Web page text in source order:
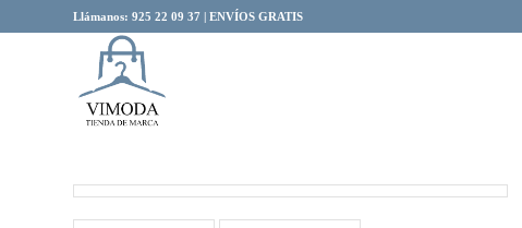
Llámanos: 925 22 09 37 | ENVÍOS GRATIS